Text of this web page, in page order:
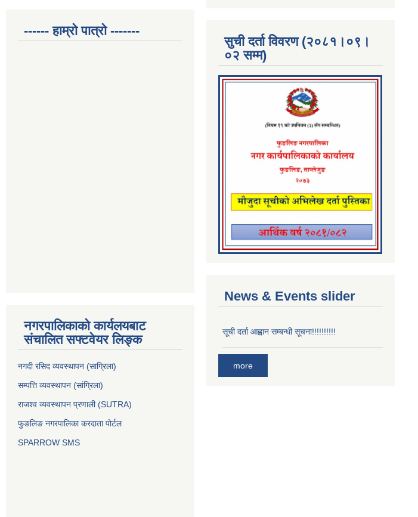
------ हाम्रो पात्रो -------
नगरपालिकाको कार्यलयबाट
संचालित सफ्टवेयर लिङ्क
नगदी रसिद व्यवस्थापन (साग्रिला)
सम्पत्ति व्यवस्थापन (सांग्रिला)
राजश्व व्यवस्थापन प्रणाली (SUTRA)
फुङलिङ नगरपालिका करदाता पोर्टल
SPARROW SMS
सुची दर्ता विवरण (२०८१।०९।
०२ सम्म)
News & Events slider
सूची दर्ता आह्वान सम्बन्धी सूचना!!!!!!!!!!
more